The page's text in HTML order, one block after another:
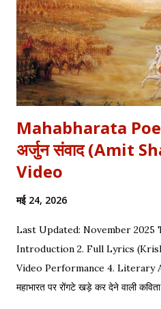
...
Mahabharata
अर्जुन संवाद (Amit
Video
मई 24, 2026
Last Updated: November 2025
Introduction 2. Full Lyrics
Video Performance 4. Literary
महाभारत पर रोंगटे खड़े कर देने वाली